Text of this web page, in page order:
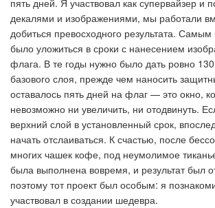
пять дней. Я участвовал как супервайзер и
декалями и изображениями, мы работали
добиться превосходного результата.
было уложиться в сроки с нанесением
флага. В те годы нужно было дать ровно
базового слоя, прежде чем наносить
оставалось пять дней на флаг — это окно,
невозможно ни увеличить, ни отодвинуть.
верхний слой в установленный срок,
начать отслаиваться. К счастью, после
многих чашек кофе, под неумолимое
была выполнена вовремя, и результат был
поэтому тот проект был особым: я
участвовал в создании шедевра.